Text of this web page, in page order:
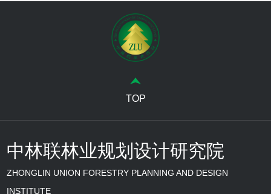
TOP
中林联林业规划设计研究院
ZHONGLIN UNION FORESTRY PLANNING AND DESIGN
INSTITUTE